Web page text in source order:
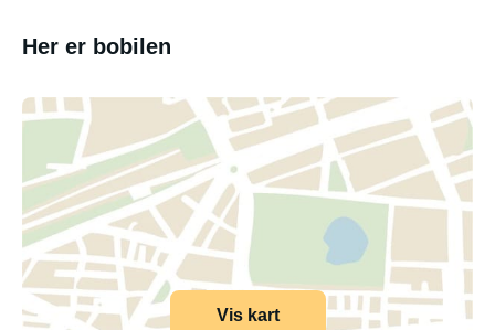
Her er bobilen
Vis kart